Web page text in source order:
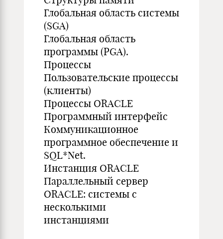
Глобальная область системы
(SGA)
Глобальная область
программы (PGA).
Процессы
Пользовательские процессы
(клиенты)
Процессы ORACLE
Программный интерфейс
Коммуникационное
программное обеспечение и
SQL*Net.
Инстанция ORACLE
Параллельный сервер
ORACLE: системы с
несколькими
инстанциями